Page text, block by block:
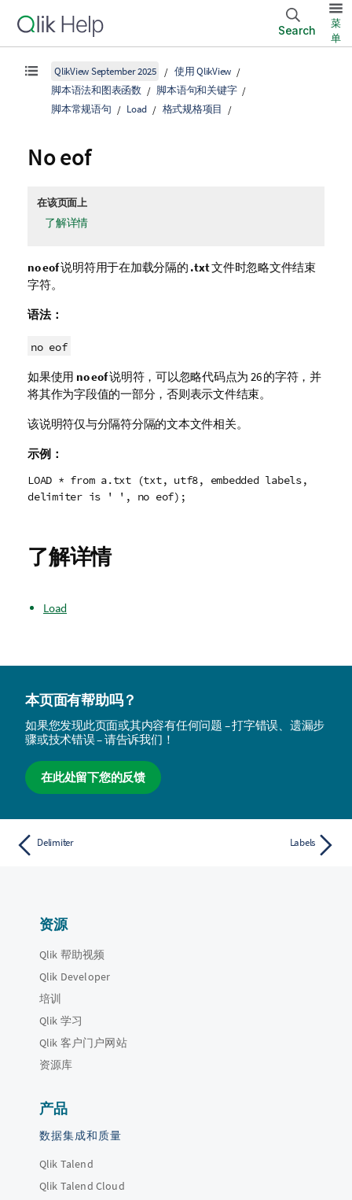
Search
菜
单
QlikView September 2025
使用 QlikView
脚本语法和图表函数
脚本语句和关键字
脚本常规语句
Load 格式规格项目
No eof
在该页面上
了解详情
no eof说明符用于在加载分隔的 .txt文件时忽略文件结束
字符。
语法：
no eof
如果使用 no eof说明符，可以忽略代码点为 26的字符，并
将其作为字段值的一部分，否则表示文件结束。
该说明符仅与分隔符分隔的文本文件相关。
示例：
LOAD * from a.txt (txt, utf8, embedded labels,
delimiter is ' ', no eof);
了解详情
Load
本页面有帮助吗？
如果您发现此页面或其内容有任何问题 – 打字错误、遗漏步
骤或技术错误 – 请告诉我们！
在此处留下您的反馈
Delimiter Labels
资源
Qlik 帮助视频
Qlik Developer
培训
Qlik 学习
Qlik 客户门户网站
资源库
产品
数据集成和质量
Qlik Talend
Qlik Talend Cloud